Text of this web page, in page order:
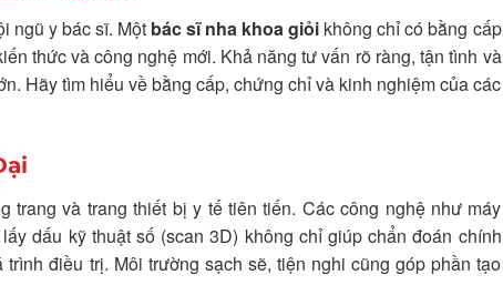
ngũ y bác sĩ. Một bác sĩ nha khoa giỏi không chỉ có bằng cấp
thức và công nghệ mới. Khả năng tư vấn rõ ràng, tận tình và
Hãy tìm hiểu về bằng cấp, chứng chỉ và kinh nghiệm của các
và trang thiết bị y tế tiên tiến. Các công nghệ như máy
dấu kỹ thuật số (scan 3D) không chỉ giúp chẩn đoán chính
điều trị. Môi trường sạch sẽ, tiện nghi cũng góp phần tạo